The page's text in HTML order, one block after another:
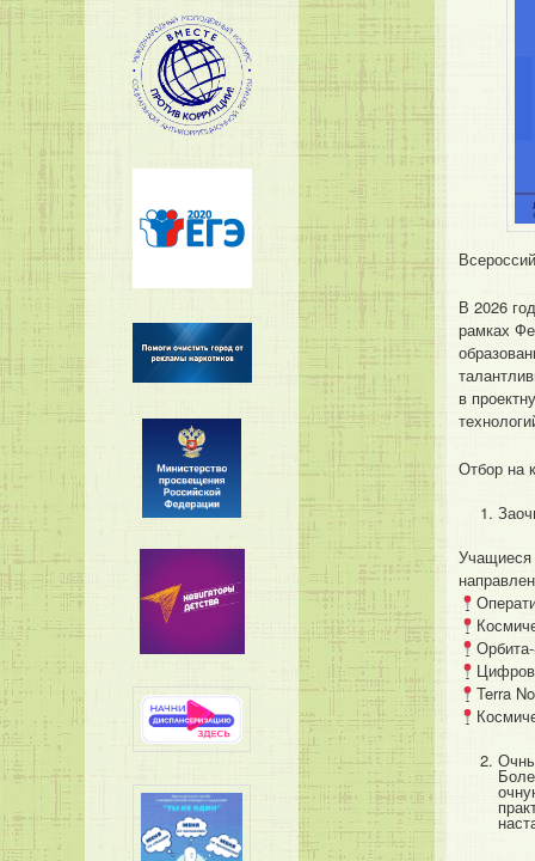
В 2026
рамках
в
Отбор на
Учащиеся
Terra